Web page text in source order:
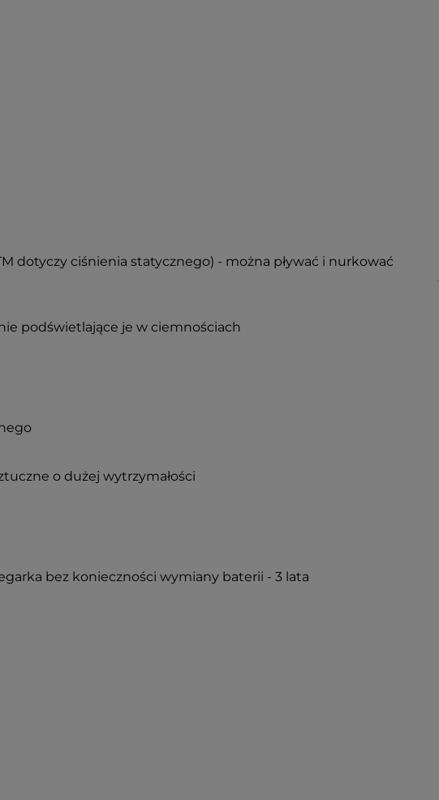
dotyczy ciśnienia statycznego) - można pływać i nurkować
podświetlające je w ciemnościach
o dużej wytrzymałości
bez konieczności wymiany baterii - 3 lata